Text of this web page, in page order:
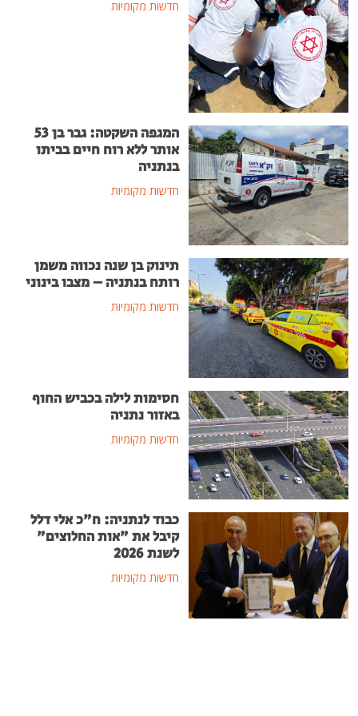
חדשות מקומיות
המגפה השקטה: גבר בן 53
אותר ללא רוח חיים בביתו
בנתניה
חדשות מקומיות
תינוק בן שנה נכווה משמן
רותח בנתניה – מצבו בינוני
חדשות מקומיות
חסימות לילה בכביש החוף
באזור נתניה
חדשות מקומיות
כבוד לנתניה: ח"כ אלי דלל
קיבל את "אות החלוצים"
לשנת 2026
חדשות מקומיות